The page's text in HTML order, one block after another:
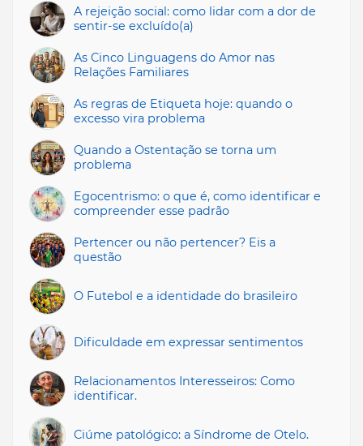
A rejeição social: como lidar com a dor de
sentir-se excluído(a)
As Cinco Linguagens do Amor nas
Relações Familiares
As regras de Etiqueta hoje: quando o
excesso vira problema
Quando a Ostentação se torna um
problema
Egocentrismo: o que é, como identificar e
compreender esse padrão
Pertencer ou não pertencer? Eis a
questão
O Futebol e a identidade do brasileiro
Dificuldade em expressar sentimentos
Relacionamentos Interesseiros: Como
identificar.
Ciúme patológico: a Síndrome de Otelo.